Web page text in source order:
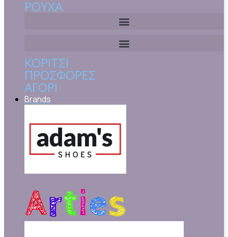
ΡΟΎΧΑ
ΚΟΡΊΤΣΙ
ΠΡΟΣΦΟΡΈΣ
ΑΓΌΡΙ
Brands